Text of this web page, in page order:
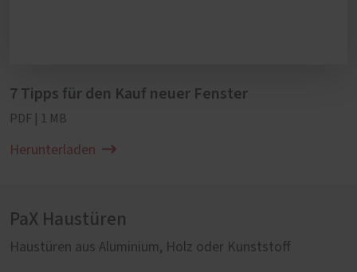
7 Tipps für den Kauf neuer Fenster
PDF | 1 MB
Herunterladen
PaX Haustüren
Haustüren aus Aluminium, Holz oder Kunststoff